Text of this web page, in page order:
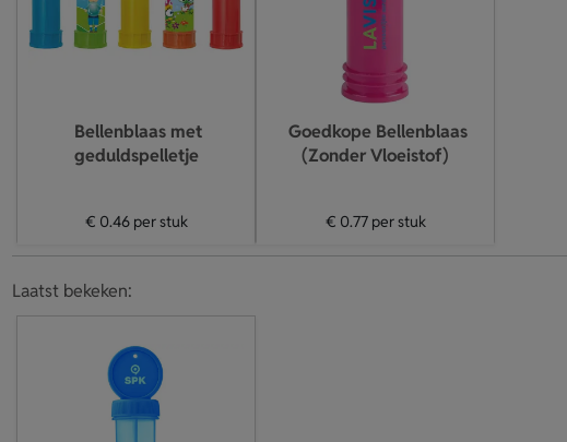
Bellenblaas met
geduldspelletje
€ 0.46per stuk
Goedkope Bellenblaas
(Zonder Vloeistof)
€ 0.77per stuk
Laatst bekeken: